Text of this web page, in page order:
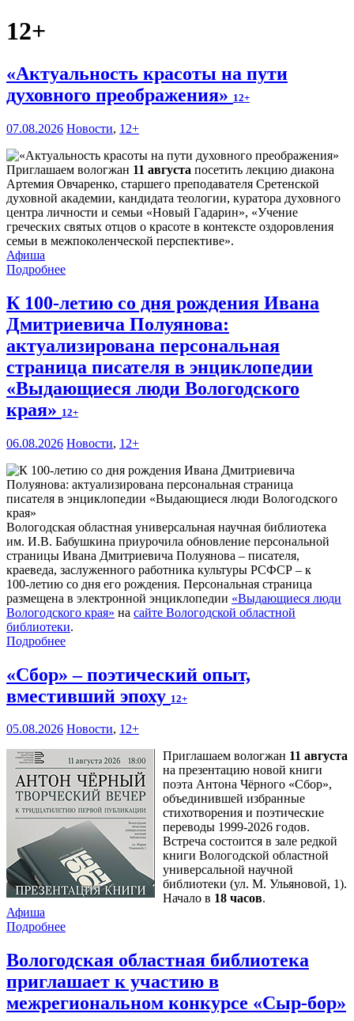
12+
«Актуальность красоты на пути
духовного преображения» 12+
07.08.2026 Новости, 12+
Приглашаем вологжан 11 августа посетить лекцию диакона
Артемия Овчаренко, старшего преподавателя Сретенской
духовной академии, кандидата теологии, куратора духовного
центра личности и семьи «Новый Гадарин», «Учение
греческих святых отцов о красоте в контексте оздоровления
семьи в межпоколенческой перспективе».
Афиша
Подробнее
К 100-летию со дня рождения Ивана
Дмитриевича Полуянова:
актуализирована персональная
страница писателя в энциклопедии
«Выдающиеся люди Вологодского
края» 12+
06.08.2026 Новости, 12+
Вологодская областная универсальная научная библиотека
им. И.В. Бабушкина приурочила обновление персональной
страницы Ивана Дмитриевича Полуянова – писателя,
краеведа, заслуженного работника культуры РСФСР – к
100‑летию со дня его рождения. Персональная страница
размещена в электронной энциклопедии «Выдающиеся люди
Вологодского края» на сайте Вологодской областной
библиотеки.
Подробнее
«Сбор» – поэтический опыт,
вместивший эпоху 12+
05.08.2026 Новости, 12+
Приглашаем вологжан 11 августа
на презентацию новой книги
поэта Антона Чёрного «Сбор»,
объединившей избранные
стихотворения и поэтические
переводы 1999-2026 годов.
Встреча состоится в зале редкой
книги Вологодской областной
универсальной научной
библиотеки (ул. М. Ульяновой, 1).
Начало в 18 часов.
Афиша
Подробнее
Вологодская областная библиотека
приглашает к участию в
межрегиональном конкурсе «Сыр-бор»